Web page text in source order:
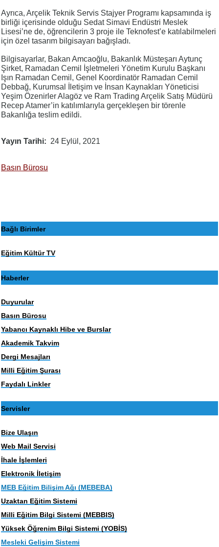
Ayrıca, Arçelik Teknik Servis Stajyer Programı kapsamında iş
birliği içerisinde olduğu Sedat Simavi Endüstri Meslek
Lisesi’ne de, öğrencilerin 3 proje ile Teknofest’e katılabilmeleri
için özel tasarım bilgisayarı bağışladı.
Bilgisayarlar, Bakan Amcaoğlu, Bakanlık Müsteşarı Aytunç
Şirket, Ramadan Cemil İşletmeleri Yönetim Kurulu Başkanı
Işın Ramadan Cemil, Genel Koordinatör Ramadan Cemil
Debbağ, Kurumsal İletişim ve İnsan Kaynakları Yöneticisi
Yeşim Özenirler Alagöz ve Ram Trading Arçelik Satış Müdürü
Recep Atamer’in katılımlarıyla gerçekleşen bir törenle
Bakanlığa teslim edildi.
Yayın Tarihi 24 Eylül, 2021
Basın Bürosu
Bağlı Birimler
Eğitim Kültür TV
Haberler
Duyurular
Basın Bürosu
Yabancı Kaynaklı Hibe ve Burslar
Akademik Takvim
Dergi Mesajları
Milli Eğitim Şurası
Faydalı Linkler
Servisler
Bize Ulaşın
Web Mail Servisi
İhale İşlemleri
Elektronik İletişim
MEB Eğitim Bilişim Ağı (MEBEBA)
Uzaktan Eğitim Sistemi
Milli Eğitim Bilgi Sistemi (MEBBIS)
Yüksek Öğrenim Bilgi Sistemi (YOBİS)
Mesleki Gelişim Sistemi